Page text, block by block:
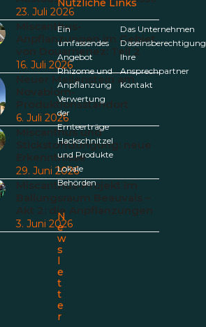
23. Juli 2026
Miscanthus-
Anpflanzungen im Gebiet
von Douarnenez: Teil 2
16. Juli 2026
Neuer Meilenstein am
Novabiom-
Produktionsstandort
6. Juli 2026
Miscanthus und
Stickstoffdüngung: neue
Erkenntnisse
29. Juni 2026
Miscanthus-Projekt im
Akt 2: die Anpflanzungen
3. Juni 2026
Nützliche Links
Ein
umfassendes
Angebot
Rhizome und
Anpflanzung
Verwertung
der
Ernteerträge
Hackschnitzel
und Produkte
Lokale
Behörden
Das Unternehmen
Daseinsberechtigung
Ihre
Ansprechpartner
Kontakt
N
e
w
s
l
e
t
t
e
r